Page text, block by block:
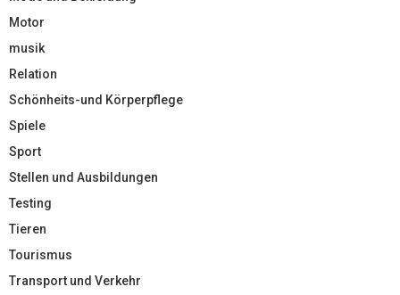
Motor
musik
Relation
Schönheits-und Körperpflege
Spiele
Sport
Stellen und Ausbildungen
Testing
Tieren
Tourismus
Transport und Verkehr